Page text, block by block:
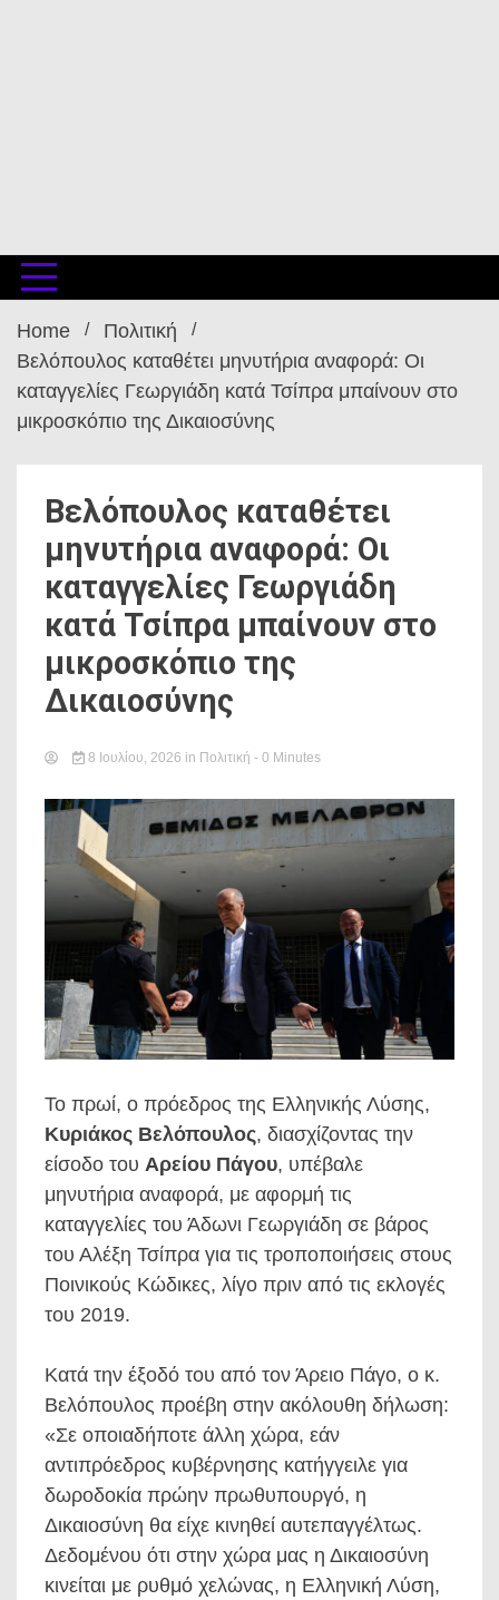
Home
Πολιτική
Βελόπουλος καταθέτει μηνυτήρια αναφορά: Οι
καταγγελίες Γεωργιάδη κατά Τσίπρα μπαίνουν στο
μικροσκόπιο της Δικαιοσύνης
Βελόπουλος καταθέτει
μηνυτήρια αναφορά: Οι
καταγγελίες Γεωργιάδη
κατά Τσίπρα μπαίνουν στο
μικροσκόπιο της
Δικαιοσύνης
8 Ιουλίου, 2026 in Πολιτική - 0 Minutes
Το πρωί, ο πρόεδρος της Ελληνικής Λύσης,
Κυριάκος Βελόπουλος, διασχίζοντας την
είσοδο του Αρείου Πάγου, υπέβαλε
μηνυτήρια αναφορά, με αφορμή τις
καταγγελίες του Άδωνι Γεωργιάδη σε βάρος
του Αλέξη Τσίπρα για τις τροποποιήσεις στους
Ποινικούς Κώδικες, λίγο πριν από τις εκλογές
του 2019.
Κατά την έξοδό του από τον Άρειο Πάγο, ο κ.
Βελόπουλος προέβη στην ακόλουθη δήλωση:
«Σε οποιαδήποτε άλλη χώρα, εάν
αντιπρόεδρος κυβέρνησης κατήγγειλε για
δωροδοκία πρώην πρωθυπουργό, η
Δικαιοσύνη θα είχε κινηθεί αυτεπαγγέλτως.
Δεδομένου ότι στην χώρα μας η Δικαιοσύνη
κινείται με ρυθμό χελώνας, η Ελληνική Λύση,